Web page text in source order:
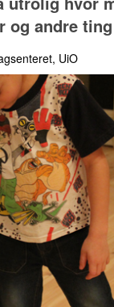
og andre
UiO